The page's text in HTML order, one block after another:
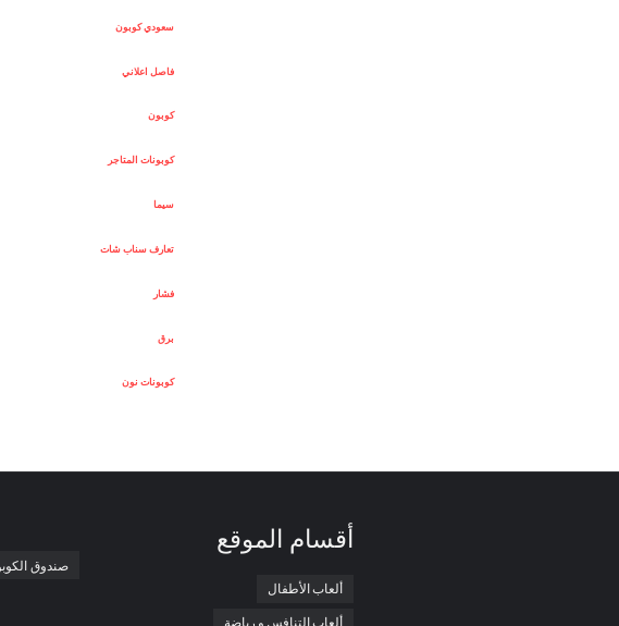
سعودي كوبون
فاصل اعلاني
كوبون
كوبونات المتاجر
سيما
تعارف سناب شات
فشار
برق
كوبونات نون
أقسام الموقع
ألعاب الأطفال
ألعاب التنافس و رياضة
صندوق